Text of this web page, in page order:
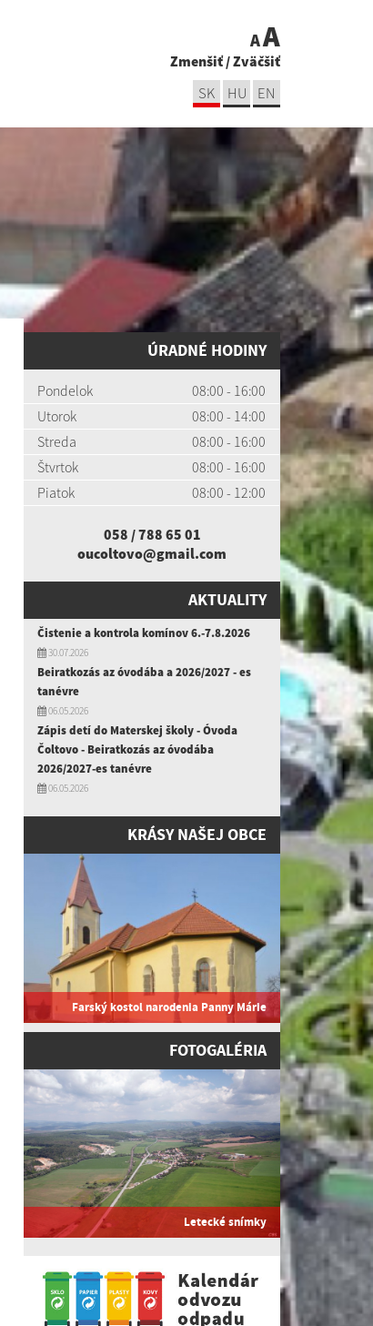
AA
Zmenšiť/Zväčšiť
SK HU EN
ÚRADNÉ HODINY
Pondelok
08:00 - 16:00
Utorok
08:00 - 14:00
Streda
08:00 - 16:00
Štvrtok
08:00 - 16:00
Piatok
08:00 - 12:00
058 / 788 65 01
oucoltovo@gmail.com
AKTUALITY
Čistenie a kontrola komínov 6.-7.8.2026
30.07.2026
Beiratkozás az óvodába a 2026/2027 - es
tanévre
06.05.2026
Zápis detí do Materskej školy - Óvoda
Čoltovo - Beiratkozás az óvodába
2026/2027-es tanévre
06.05.2026
KRÁSY NAŠEJ OBCE
Farský kostol narodenia Panny Márie
FOTOGALÉRIA
Letecké snímky